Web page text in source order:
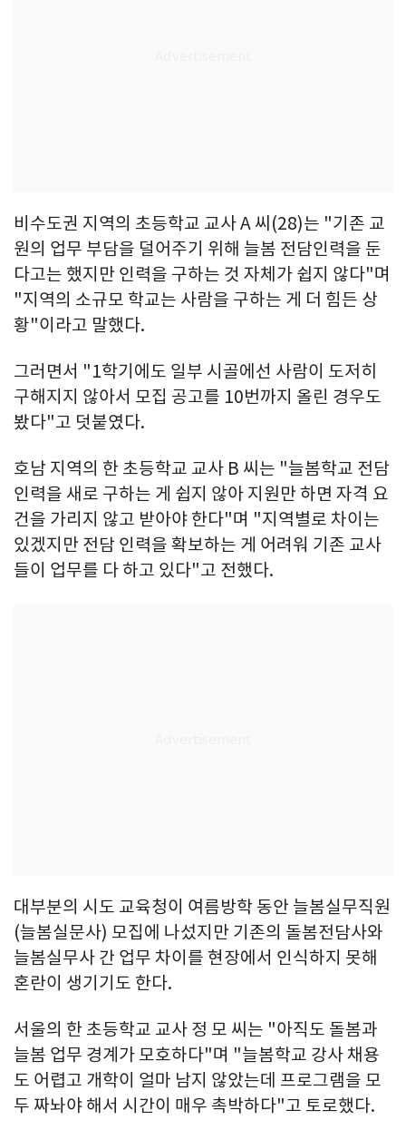
비수도권 지역의 초등학교 교사 A 씨(28)는 "기존 교
원의 업무 부담을 덜어주기 위해 늘봄 전담인력을 둔
다고는 했지만 인력을 구하는 것 자체가 쉽지 않다"며
"지역의 소규모 학교는 사람을 구하는 게 더 힘든 상
황"이라고 말했다.
그러면서 "1학기에도 일부 시골에선 사람이 도저히
구해지지 않아서 모집 공고를 10번까지 올린 경우도
봤다"고 덧붙였다.
호남 지역의 한 초등학교 교사 B 씨는 "늘봄학교 전담
인력을 새로 구하는 게 쉽지 않아 지원만 하면 자격 요
건을 가리지 않고 받아야 한다"며 "지역별로 차이는
있겠지만 전담 인력을 확보하는 게 어려워 기존 교사
들이 업무를 다 하고 있다"고 전했다.
대부분의 시도 교육청이 여름방학 동안 늘봄실무직원
(늘봄실문사) 모집에 나섰지만 기존의 돌봄전담사와
늘봄실무사 간 업무 차이를 현장에서 인식하지 못해
혼란이 생기기도 한다.
서울의 한 초등학교 교사 정 모 씨는 "아직도 돌봄과
늘봄 업무 경계가 모호하다"며 "늘봄학교 강사 채용
도 어렵고 개학이 얼마 남지 않았는데 프로그램을 모
두 짜놔야 해서 시간이 매우 촉박하다"고 토로했다.